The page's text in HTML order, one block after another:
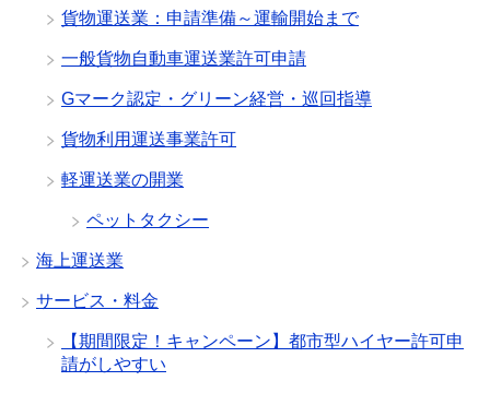
貨物運送業：申請準備～運輸開始まで
一般貨物自動車運送業許可申請
Gマーク認定・グリーン経営・巡回指導
貨物利用運送事業許可
軽運送業の開業
ペットタクシー
海上運送業
サービス・料金
【期間限定！キャンペーン】都市型ハイヤー許可申
請がしやすい